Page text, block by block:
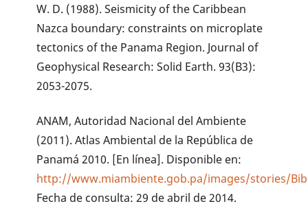
W. D. (1988). Seismicity of the Caribbean
Nazca boundary: constraints on microplate
tectonics of the Panama Region. Journal of
Geophysical Research: Solid Earth. 93(B3):
2053-2075.
ANAM, Autoridad Nacional del Ambiente
(2011). Atlas Ambiental de la República de
Panamá 2010. [En línea]. Disponible en:
http://www.miambiente.gob.pa/images/stories/
Fecha de consulta: 29 de abril de 2014.